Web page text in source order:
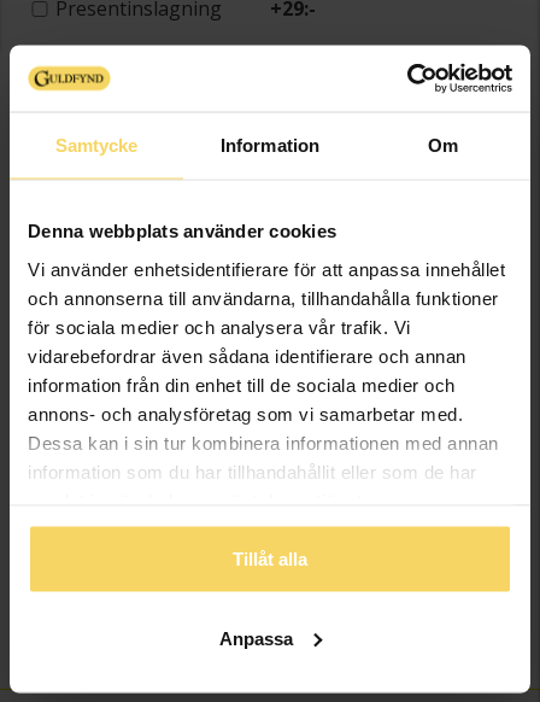
Samtycke Information Om
Denna webbplats använder cookies
Vi använder enhetsidentifierare för att anpassa innehållet
och annonserna till användarna, tillhandahålla funktioner
för sociala medier och analysera vår trafik. Vi
vidarebefordrar även sådana identifierare och annan
information från din enhet till de sociala medier och
annons- och analysföretag som vi samarbetar med.
Dessa kan i sin tur kombinera informationen med annan
information som du har tillhandahållit eller som de har
Tillåt alla
Anpassa
Presentinslagning +29:-
Lagervara - Leveranstid 2-5 arbetsdagar. Öppet köp i 30 dagar vid
Info
Bredd ca (mm)
7,69
Höjd ca (mm)
12,10
Varumärke
Guldfynd
Material
Guld
Ädelmetall
18K Gold
Sten/Pärla
Diamant,Rosa safir
Antal diamanter
8
Wesselton (H)
0.04